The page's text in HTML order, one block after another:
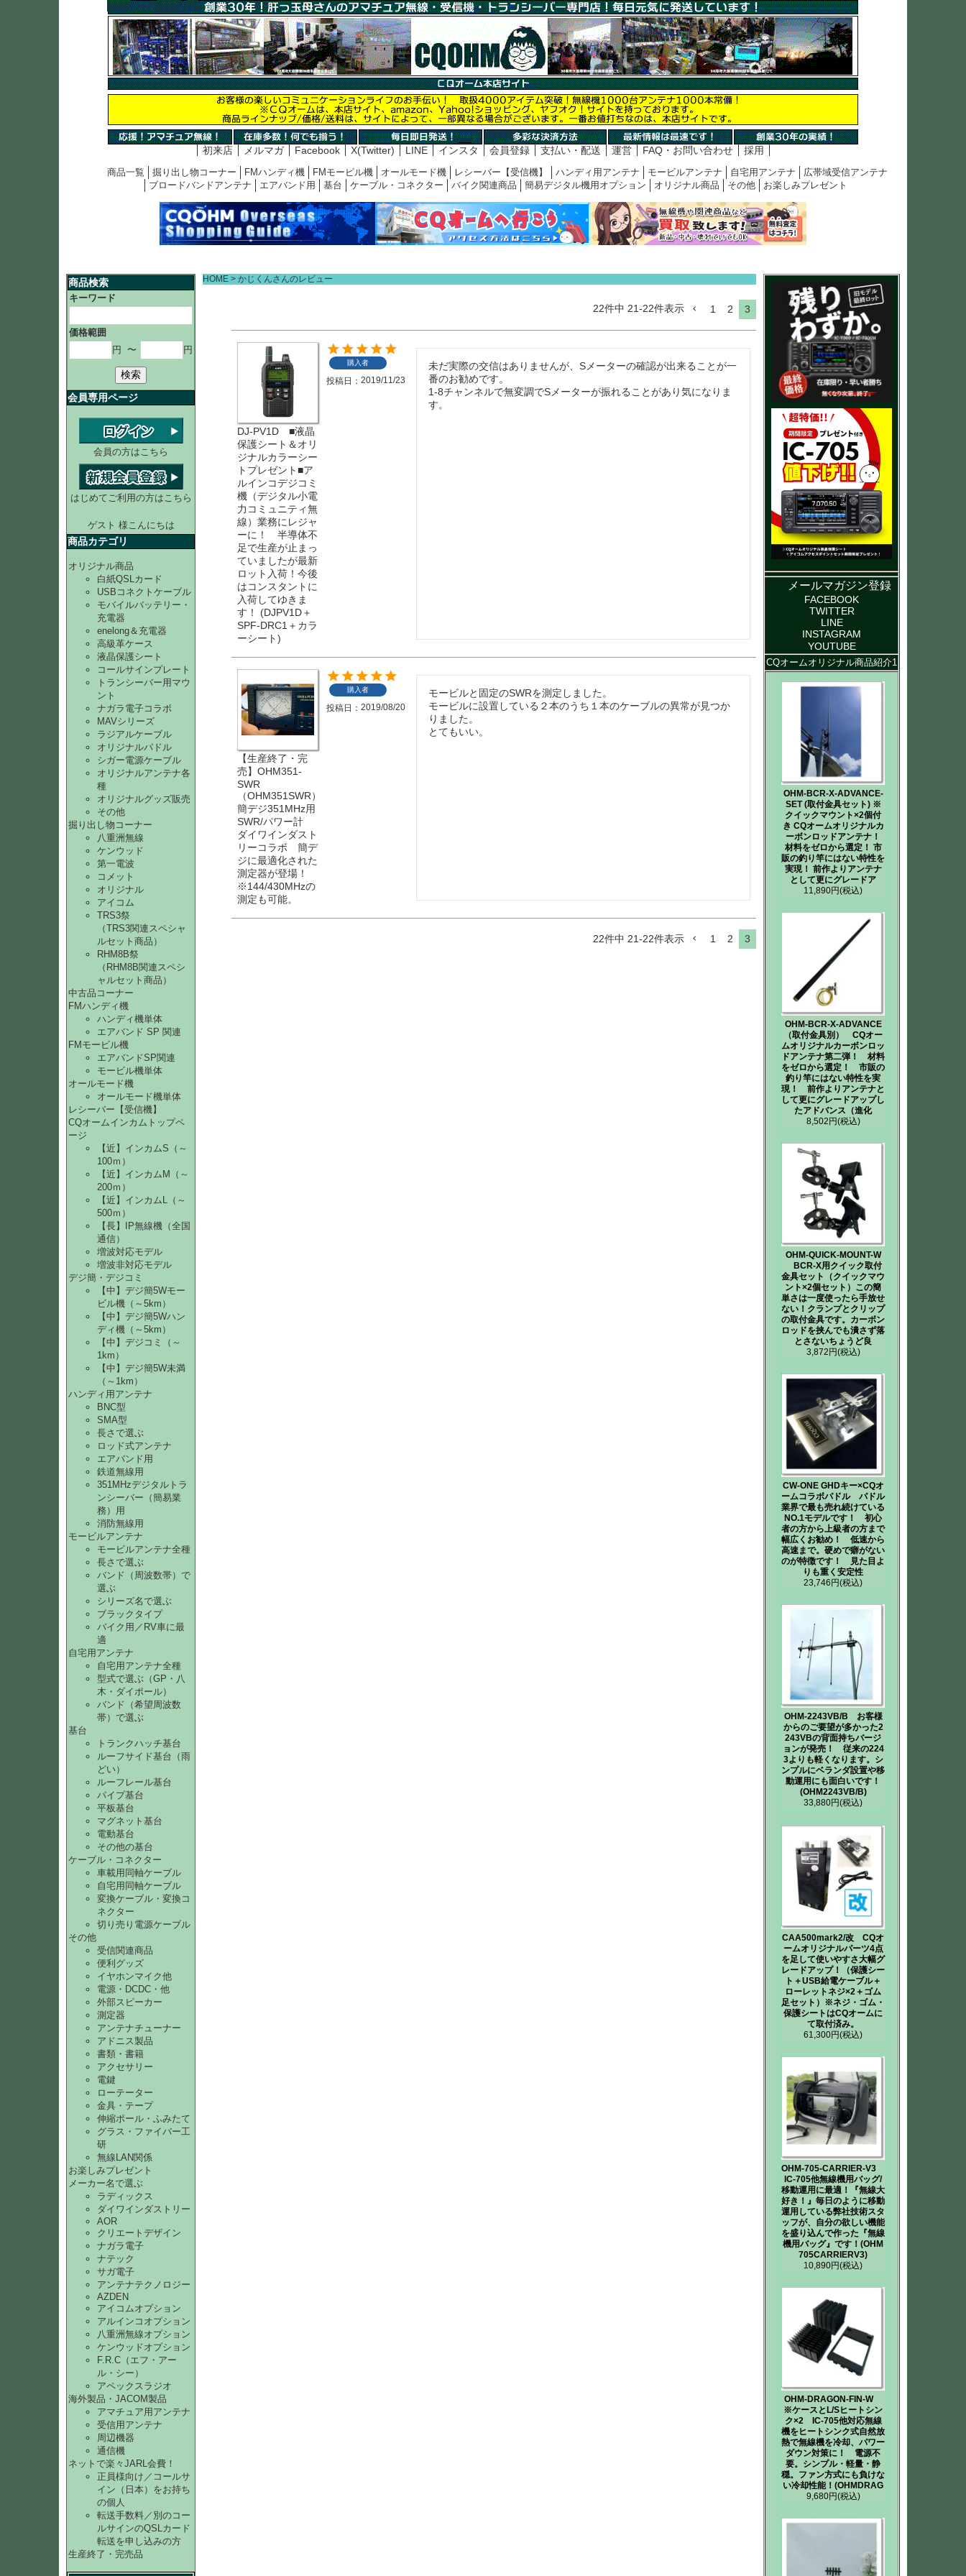
初来店 メルマガ Facebook X(Twitter) LINE インスタ 会員登録 支払い・配送 運営 FAQ・お問い合わせ 採用
商品一覧 掘り出し物コーナー FMハンディ機 FMモービル機 オールモード機 レシーバー【受信機】 ハンディ用アンテナ モービルアンテナ 自宅用アンテナ
広帯域受信アンテナ
ブロードバンドアンテナ
エアバンド用 基台 ケーブル・コネクター バイク関連商品 簡易デジタル機用オプション オリジナル商品 その他 お楽しみプレゼント
商品検索
キーワード
価格範囲
円
〜 円
検索
会員専用ページ
会員の方はこちら
はじめてご利用の方はこちら
ゲスト 様こんにちは
商品カテゴリ
オリジナル商品
白紙QSLカード
USBコネクトケーブル
モバイルバッテリー・
充電器
enelong＆充電器
高級革ケース
液晶保護シート
コールサインプレート
トランシーバー用マウ
ント
ナガラ電子コラボ
MAVシリーズ
ラジアルケーブル
オリジナルパドル
シガー電源ケーブル
オリジナルアンテナ各
種
オリジナルグッズ販売
その他
掘り出し物コーナー
八重洲無線
ケンウッド
第一電波
コメット
オリジナル
アイコム
TRS3祭
（TRS3関連スペシャ
ルセット商品）
RHM8B祭
（RHM8B関連スペシ
ャルセット商品）
中古品コーナー
FMハンディ機
ハンディ機単体
エアバンド SP 関連
FMモービル機
エアバンドSP関連
モービル機単体
オールモード機
オールモード機単体
レシーバー【受信機】
CQオームインカムトップペ
ージ
【近】インカムS（～
100ｍ）
【近】インカムM（～
200ｍ）
【近】インカムL（～
500ｍ）
【長】IP無線機（全国
通信）
増波対応モデル
増波非対応モデル
デジ簡・デジコミ
【中】デジ簡5Wモー
ビル機（～5km）
【中】デジ簡5Wハン
ディ機（～5km）
【中】デジコミ（～
1km）
【中】デジ簡5W未満
（～1km）
ハンディ用アンテナ
BNC型
SMA型
長さで選ぶ
ロッド式アンテナ
エアバンド用
鉄道無線用
351MHzデジタルトラ
ンシーバー（簡易業
務）用
消防無線用
モービルアンテナ
モービルアンテナ全種
長さで選ぶ
バンド（周波数帯）で
選ぶ
シリーズ名で選ぶ
ブラックタイプ
バイク用／RV車に最
適
自宅用アンテナ
自宅用アンテナ全種
型式で選ぶ（GP・八
木・ダイポール）
バンド（希望周波数
帯）で選ぶ
基台
トランクハッチ基台
ルーフサイド基台（雨
どい）
ルーフレール基台
パイプ基台
平板基台
マグネット基台
電動基台
その他の基台
ケーブル・コネクター
車載用同軸ケーブル
自宅用同軸ケーブル
変換ケーブル・変換コ
ネクター
切り売り電源ケーブル
その他
受信関連商品
便利グッズ
イヤホンマイク他
電源・DCDC・他
外部スピーカー
測定器
アンテナチューナー
アドニス製品
書類・書籍
アクセサリー
電鍵
ローテーター
金具・テープ
伸縮ポール・ふみたて
グラス・ファイバー工
研
無線LAN関係
お楽しみプレゼント
メーカー名で選ぶ
ラディックス
ダイワインダストリー
AOR
クリエートデザイン
ナガラ電子
ナテック
サガ電子
アンテナテクノロジー
AZDEN
アイコムオプション
アルインコオプション
八重洲無線オプション
ケンウッドオプション
F.R.C（エフ・アー
ル・シー）
アペックスラジオ
海外製品・JACOM製品
アマチュア用アンテナ
受信用アンテナ
周辺機器
通信機
ネットで楽々JARL会費！
正員様向け／コールサ
イン（日本）をお持ち
の個人
転送手数料／別のコー
ルサインのQSLカード
転送を申し込みの方
生産終了・完売品
HOME かじくんさんのレビュー
22件中 21-22件表示 1 2 3
DJ-PV1D ■液晶
保護シート＆オリ
ジナルカラーシー
トプレゼント■ア
ルインコデジコミ
機（デジタル小電
力コミュニティ無
線）業務にレジャ
ーに！ 半導体不
足で生産が止まっ
ていましたが最新
ロット入荷！今後
はコンスタントに
入荷してゆきま
す！ (DJPV1D＋
SPF-DRC1＋カラ
ーシート)
購入者
投稿日 2019/11/23
未だ実際の交信はありませんが、Sメーターの確認が出来ることが一
番のお勧めです。
1-8チャンネルで無変調でSメーターが振れることがあり気になりま
す。
【生産終了・完
売】OHM351-
SWR
（OHM351SWR）
簡デジ351MHz用
SWR/パワー計
ダイワインダスト
リーコラボ 簡デ
ジに最適化された
測定器が登場！
※144/430MHzの
測定も可能。
購入者
投稿日 2019/08/20
モービルと固定のSWRを測定しました。
モービルに設置している２本のうち１本のケーブルの異常が見つか
りました。
とてもいい。
22件中 21-22件表示 1 2 3
メールマガジン登録
FACEBOOK
TWITTER
LINE
INSTAGRAM
YOUTUBE
CQオームオリジナル商品紹介1
OHM-BCR-X-ADVANCE-
SET (取付金具セット) ※
クイックマウント×2個付
き CQオームオリジナルカ
ーボンロッドアンテナ！
材料をゼロから選定！ 市
販の釣り竿にはない特性を
実現！ 前作よりアンテナ
として更にグレードア
11,890円(税込)
OHM-BCR-X-ADVANCE
（取付金具別） CQオー
ムオリジナルカーボンロッ
ドアンテナ第二弾！ 材料
をゼロから選定！ 市販の
釣り竿にはない特性を実
現！ 前作よりアンテナと
して更にグレードアップし
たアドバンス（進化
8,502円(税込)
OHM-QUICK-MOUNT-W
BCR-X用クイック取付
金具セット（クイックマウ
ント×2個セット）この簡
単さは一度使ったら手放せ
ない！クランプとクリップ
の取付金具です。カーボン
ロッドを挟んでも潰さず落
とさないちょうど良
3,872円(税込)
CW-ONE GHDキー×CQオ
ームコラボパドル パドル
業界で最も売れ続けている
NO.1モデルです！ 初心
者の方から上級者の方まで
幅広くお勧め！ 低速から
高速まで。硬めで癖がない
のが特徴です！ 見た目よ
りも重く安定性
23,746円(税込)
OHM-2243VB/B お客様
からのご要望が多かった2
243VBの背面持ちバージ
ョンが発売！ 従来の224
3よりも軽くなります。シ
ンプルにベランダ設置や移
動運用にも面白いです！
(OHM2243VB/B)
33,880円(税込)
CAA500mark2/改 CQオ
ームオリジナルパーツ4点
を足して使いやすさ大幅グ
レードアップ！（保護シー
ト＋USB給電ケーブル＋
ローレットネジ×2＋ゴム
足セット）※ネジ・ゴム・
保護シートはCQオームに
て取付済み。
61,300円(税込)
OHM-705-CARRIER-V3
IC-705他無線機用バッグ/
移動運用に最適！『無線大
好き！』毎日のように移動
運用している弊社技術スタ
ッフが、自分の欲しい機能
を盛り込んで作った『無線
機用バッグ』です！(OHM
705CARRIERV3)
10,890円(税込)
OHM-DRAGON-FIN-W
※ケースとL/Sヒートシン
ク×2 IC-705他対応無線
機をヒートシンク式自然放
熱で無線機を冷却、パワー
ダウン対策に！ 電源不
要。シンプル・軽量・静
穏。ファン方式にも負けな
い冷却性能！(OHMDRAG
9,680円(税込)